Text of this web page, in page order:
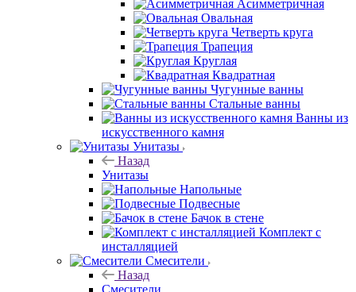
Асимметричная
Овальная
Четверть круга
Трапеция
Круглая
Квадратная
Чугунные ванны
Стальные ванны
Ванны из
искусственного камня
Унитазы
Назад
Унитазы
Напольные
Подвесные
Бачок в стене
Комплект с
инсталляцией
Смесители
Назад
Смесители